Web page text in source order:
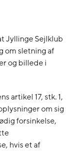
Jyllinge Sejlklub
om sletning af
og billede i
artikel 17, stk. 1,
om sig
forsinkelse,
hvis et af